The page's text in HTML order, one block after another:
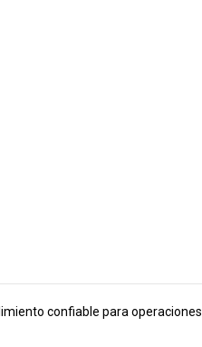
confiable para operaciones